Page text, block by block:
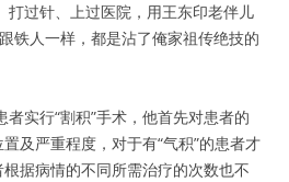
打过针、上过医院，用王东印老伴儿
铁人一样，都是沾了俺家祖传绝技的
实行“割积”手术，他首先对患者的
及严重程度，对于有“气积”的患者才
根据病情的不同所需治疗的次数也不